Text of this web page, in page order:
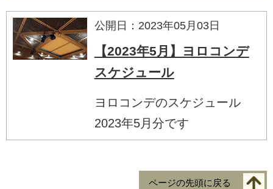
公開日：2023年05月03日
【2023年5月】ヨロコンデ
スケジュール
ヨロコンデのスケジュール
2023年5月分です
ページの先頭に戻る